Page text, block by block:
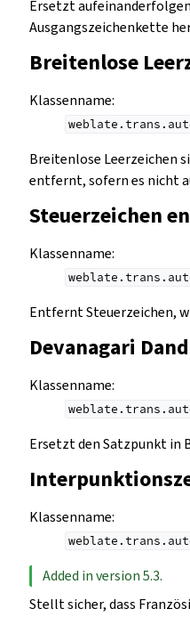
Ersetzt
Ausgangszeichenkette
Breitenlose
Klassenname:
Breitenlose Leerzeichen
entfernt, sofern es nicht
Steuerzeichen
Klassenname:
Entfernt Steuerzeichen,
Devanagari
Klassenname:
Ersetzt den Satzpunkt in
Klassenname:
Added in version 5.3.
Stellt sicher, dass